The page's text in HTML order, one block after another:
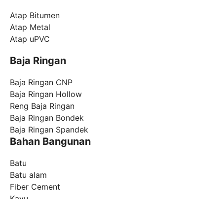
Atap Bitumen
Atap Metal
Atap uPVC
Baja Ringan
Baja Ringan CNP
Baja Ringan Hollow
Reng Baja Ringan
Baja Ringan Bondek
Baja Ringan Spandek
Bahan Bangunan
Batu
Batu alam
Fiber Cement